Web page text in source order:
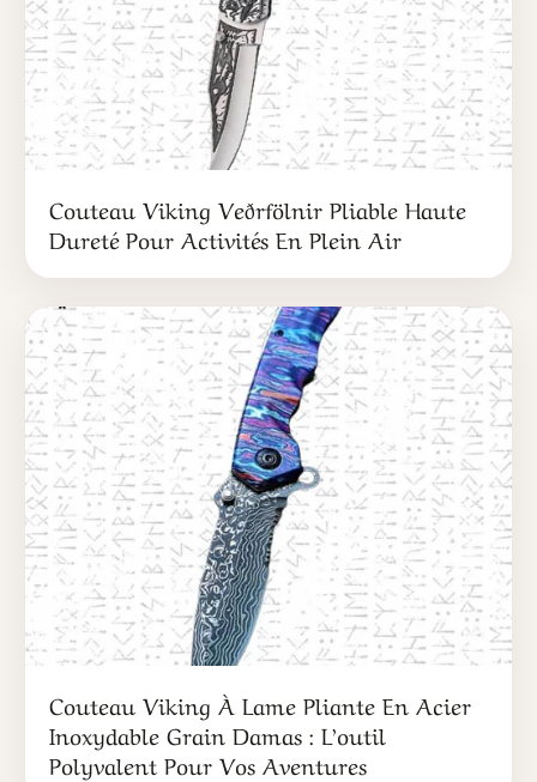
Couteau Viking Veðrfölnir Pliable Haute
Dureté Pour Activités En Plein Air
Couteau Viking À Lame Pliante En Acier
Inoxydable Grain Damas : L’outil
Polyvalent Pour Vos Aventures